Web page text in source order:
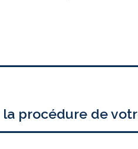
procédure de